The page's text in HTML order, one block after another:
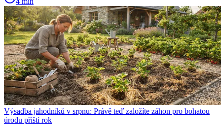
Výsadba jahodníků v srpnu: Právě teď založíte záhon pro bohatou
úrodu příští rok